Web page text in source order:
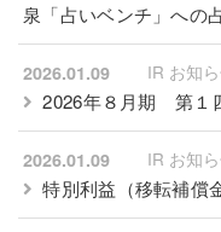
泉「占いベンチ」への
2026.01.09 IR お知
2026年８月期 第１
2026.01.09 IR お知
特別利益（移転補償